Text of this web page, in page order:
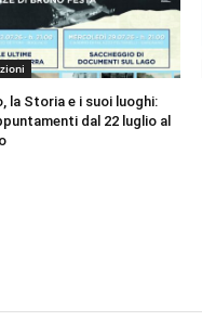
la Storia e i suoi luoghi:
dal 22 luglio al